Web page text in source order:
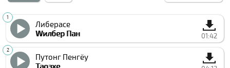
Либераcе
Wилбер Пан
01:42
Путонг Пенгёу
Таозхе